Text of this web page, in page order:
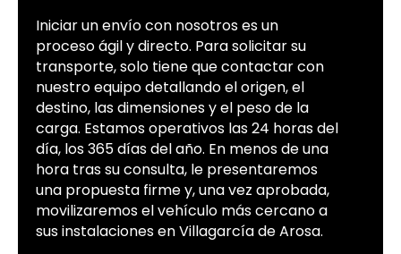
Iniciar un envío con nosotros es un
proceso ágil y directo. Para solicitar su
transporte, solo tiene que contactar con
nuestro equipo detallando el origen, el
destino, las dimensiones y el peso de la
carga. Estamos operativos las 24 horas del
día, los 365 días del año. En menos de una
hora tras su consulta, le presentaremos
una propuesta firme y, una vez aprobada,
movilizaremos el vehículo más cercano a
sus instalaciones en Villagarcía de Arosa.